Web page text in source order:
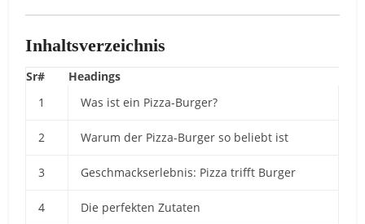
Inhaltsverzeichnis
Sr#
Headings
1
Was ist ein Pizza-Burger?
2 Warum der Pizza-Burger so beliebt ist
3 Geschmackserlebnis: Pizza trifft Burger
4 Die perfekten Zutaten